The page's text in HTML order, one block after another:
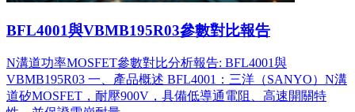
BFL4001與VBMB195R03參數對比報告
​N溝道功率MOSFET參數對比分析報告: BFL4001與
VBMB195R03 一、產品概述 BFL4001：三洋（SANYO）N溝
道矽MOSFET，耐壓900V，具備低導通電阻、高速開關特